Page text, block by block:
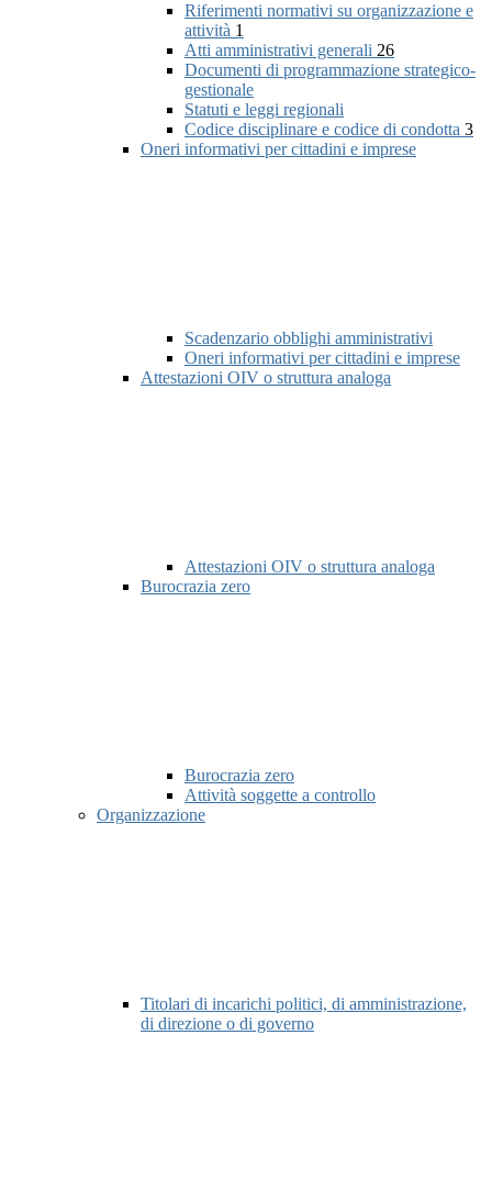
Riferimenti normativi su organizzazione e
attività 1
Atti amministrativi generali 26
Documenti di programmazione strategico-
gestionale
Statuti e leggi regionali
Codice disciplinare e codice di condotta 3
Oneri informativi per cittadini e imprese
Scadenzario obblighi amministrativi
Oneri informativi per cittadini e imprese
Attestazioni OIV o struttura analoga
Attestazioni OIV o struttura analoga
Burocrazia zero
Burocrazia zero
Attività soggette a controllo
Organizzazione
Titolari di incarichi politici, di amministrazione,
di direzione o di governo